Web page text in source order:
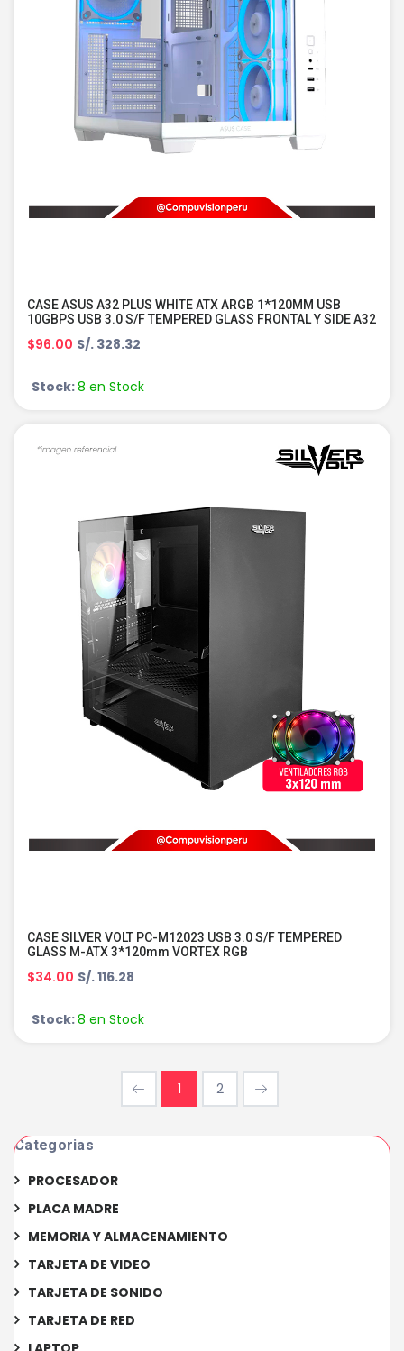
CASE ASUS A32 PLUS WHITE ATX ARGB 1*120MM USB
10GBPS USB 3.0 S/F TEMPERED GLASS FRONTAL Y SIDE A32
$96.00 S/. 328.32
Stock:8 en Stock
CASE SILVER VOLT PC-M12023 USB 3.0 S/F TEMPERED
GLASS M-ATX 3*120mm VORTEX RGB
$34.00 S/. 116.28
Stock:8 en Stock
1 2
Categorias
PROCESADOR
PLACA MADRE
MEMORIA Y ALMACENAMIENTO
TARJETA DE VIDEO
TARJETA DE SONIDO
TARJETA DE RED